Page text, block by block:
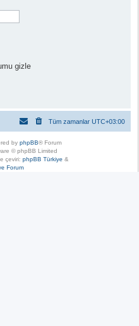
gizle
Tüm zamanlar UTC+03:00
by phpBB® Forum
© phpBB Limited
çeviri: phpBB Türkiye &
Forum